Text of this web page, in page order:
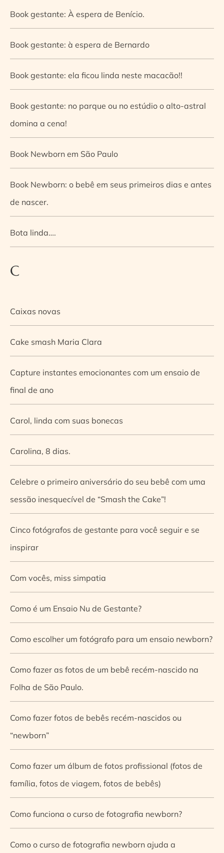
Book gestante: À espera de Benício.
Book gestante: à espera de Bernardo
Book gestante: ela ficou linda neste macacão!!
Book gestante: no parque ou no estúdio o alto-astral
domina a cena!
Book Newborn em São Paulo
Book Newborn: o bebê em seus primeiros dias e antes
de nascer.
Bota linda….
C
Caixas novas
Cake smash Maria Clara
Capture instantes emocionantes com um ensaio de
final de ano
Carol, linda com suas bonecas
Carolina, 8 dias.
Celebre o primeiro aniversário do seu bebê com uma
sessão inesquecível de “Smash the Cake”!
Cinco fotógrafos de gestante para você seguir e se
inspirar
Com vocês, miss simpatia
Como é um Ensaio Nu de Gestante?
Como escolher um fotógrafo para um ensaio newborn?
Como fazer as fotos de um bebê recém-nascido na
Folha de São Paulo.
Como fazer fotos de bebês recém-nascidos ou
“newborn”
Como fazer um álbum de fotos profissional (fotos de
família, fotos de viagem, fotos de bebês)
Como funciona o curso de fotografia newborn?
Como o curso de fotografia newborn ajuda a